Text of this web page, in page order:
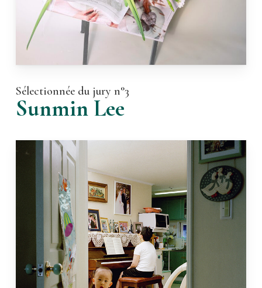
Sélectionnée du jury n°3
Sunmin Lee